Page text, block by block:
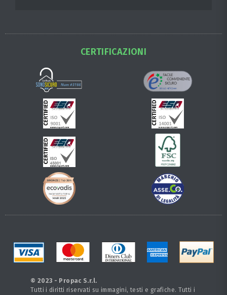
CERTIFICAZIONI
© 2023 - Propac S.r.l.
Tutti i diritti riservati su immagini, testi e grafiche. Tutti i